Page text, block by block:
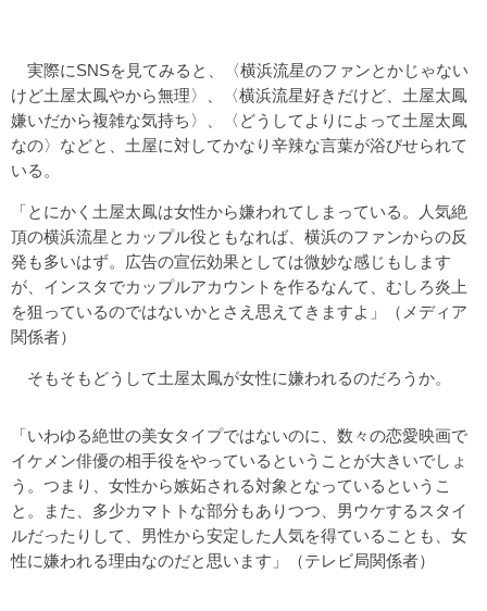
実際にSNSを見てみると、〈横浜流星のファンとかじゃない
けど土屋太鳳やから無理〉、〈横浜流星好きだけど、土屋太鳳
嫌いだから複雑な気持ち〉、〈どうしてよりによって土屋太鳳
なの〉などと、土屋に対してかなり辛辣な言葉が浴びせられて
いる。
「とにかく土屋太鳳は女性から嫌われてしまっている。人気絶
頂の横浜流星とカップル役ともなれば、横浜のファンからの反
発も多いはず。広告の宣伝効果としては微妙な感じもします
が、インスタでカップルアカウントを作るなんて、むしろ炎上
を狙っているのではないかとさえ思えてきますよ」（メディア
関係者）
そもそもどうして土屋太鳳が女性に嫌われるのだろうか。
「いわゆる絶世の美女タイプではないのに、数々の恋愛映画で
イケメン俳優の相手役をやっているということが大きいでしょ
う。つまり、女性から嫉妬される対象となっているというこ
と。また、多少カマトトな部分もありつつ、男ウケするスタイ
ルだったりして、男性から安定した人気を得ていることも、女
性に嫌われる理由なのだと思います」（テレビ局関係者）